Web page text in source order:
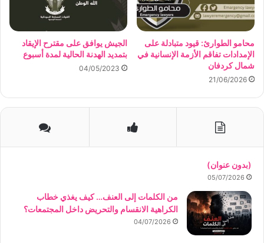
محامو الطوارئ: قيود متبادلة على
الإمدادات تفاقم الأزمة الإنسانية في
شمال كردفان
21/06/2026
الجيش يوافق على مقترح الإيقاد
بتمديد الهدنة الحالية لمدة أسبوع
04/05/2023
(بدون عنوان)
05/07/2026
من الكلمات إلى العنف… كيف يغذي خطاب
الكراهية الانقسام والتحريض داخل المجتمعات؟
04/07/2026